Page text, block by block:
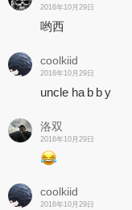
2016年10月29日
哟西
coolkiid
2016年10月29日
uncle ha b b y
洛双
2016年10月29日
coolkiid
2016年10月29日